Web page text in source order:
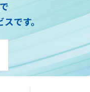
Hub eDOC」
「PCA Hub 経費精算」
「PCA Hub HR Suite」
PCA Hub 給与明細」
「PCA Hub 年末調整」
「PCA Hub 労務管理」
「PCA Hub 取引明細」
企
です。